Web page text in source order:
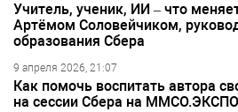
Учитель, ученик, ИИ – что
Артёмом Соловейчиком,
образования Сбера
9 апреля 2026, 21:07
Как помочь воспитать автора
на сессии Сбера на